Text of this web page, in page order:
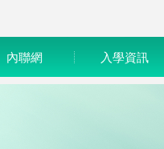
內聯網 入學資訊